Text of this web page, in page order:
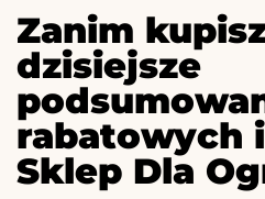
Zanim
dzisiejsze
rabatowych
Sklep Dla